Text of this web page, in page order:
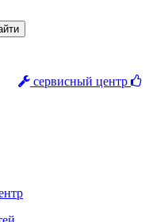
сервисный центр